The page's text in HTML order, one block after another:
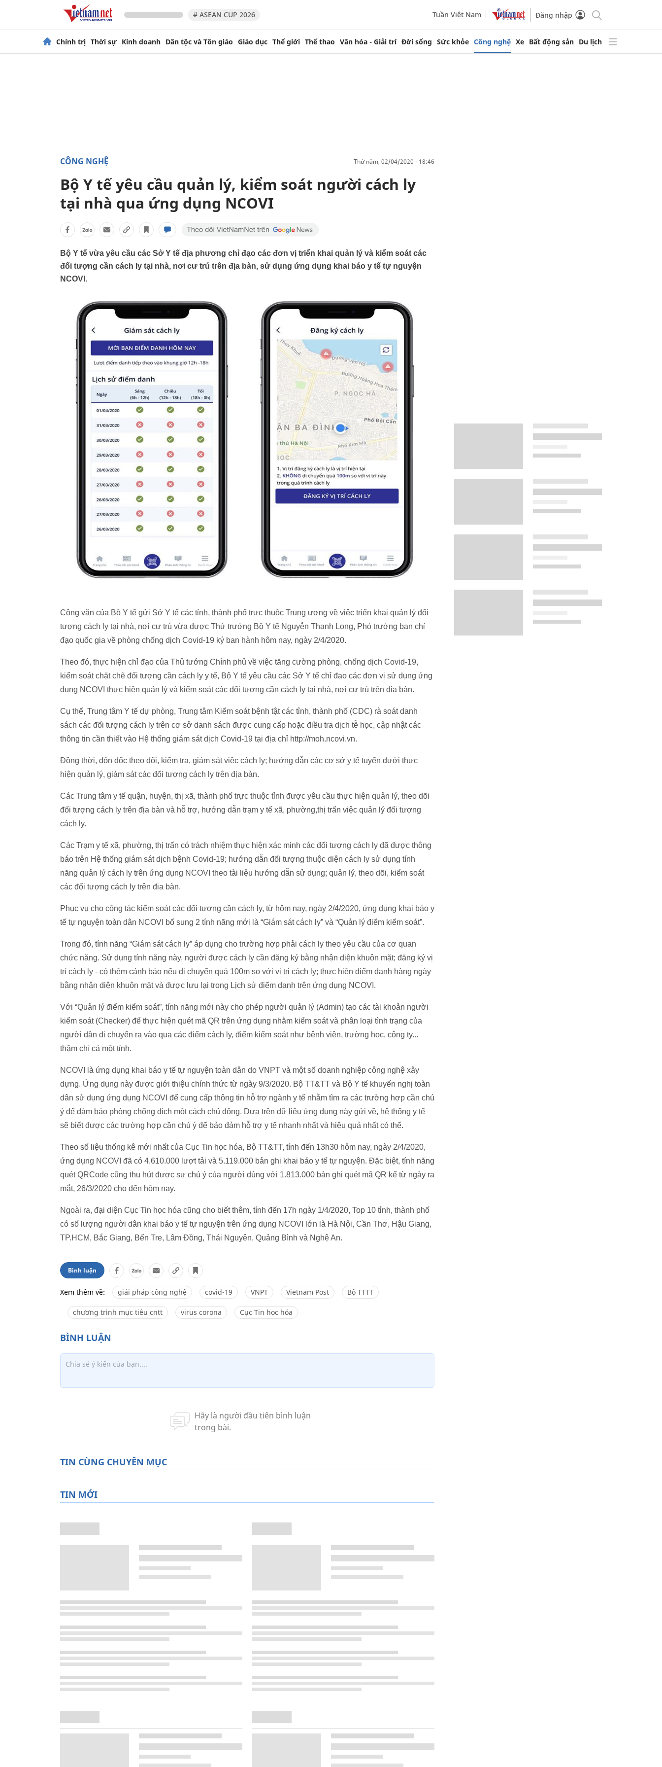
# ASEAN CUP 2026 Tuần Việt Nam Đăng nhập
Chính trị Thời sự Kinh doanh Dân tộc và Tôn giáo Giáo dục Thế giới Thể thao Văn hóa - Giải trí Đời sống Sức khỏe Công nghệ Xe Bất động sản Du lịch
CÔNG NGHỆ thứ năm, 02/04/2020 - 18:46
Bộ Y tế yêu cầu quản lý, kiểm soát người cách ly
tại nhà qua ứng dụng NCOVI
Bộ Y tế vừa yêu cầu các Sở Y tế địa phương chỉ đạo các đơn vị triển khai quản lý và kiểm soát các
đối tượng cần cách ly tại nhà, nơi cư trú trên địa bàn, sử dụng ứng dụng khai báo y tế tự nguyện
NCOVI.
Công văn của Bộ Y tế gửi Sở Y tế các tỉnh, thành phố trực thuộc Trung ương về việc triển khai quản lý đối
tượng cách ly tại nhà, nơi cư trú vừa được Thứ trưởng Bộ Y tế Nguyễn Thanh Long, Phó trưởng ban chỉ
đạo quốc gia về phòng chống dịch Covid-19 ký ban hành hôm nay, ngày 2/4/2020.
Theo đó, thực hiện chỉ đạo của Thủ tướng Chính phủ về việc tăng cường phòng, chống dịch Covid-19,
kiểm soát chặt chẽ đối tượng cần cách ly y tế, Bộ Y tế yêu cầu các Sở Y tế chỉ đạo các đơn vị sử dụng ứng
dụng NCOVI thực hiện quản lý và kiểm soát các đối tượng cần cách ly tại nhà, nơi cư trú trên địa bàn.
Cụ thể, Trung tâm Y tế dự phòng, Trung tâm Kiểm soát bệnh tật các tỉnh, thành phố (CDC) rà soát danh
sách các đối tượng cách ly trên cơ sở danh sách được cung cấp hoặc điều tra dịch tễ học, cập nhật các
thông tin cần thiết vào Hệ thống giám sát dịch Covid-19 tại địa chỉ http://moh.ncovi.vn.
Đồng thời, đôn dốc theo dõi, kiểm tra, giám sát việc cách ly; hướng dẫn các cơ sở y tế tuyến dưới thực
hiện quản lý, giám sát các đối tượng cách ly trên địa bàn.
Các Trung tâm y tế quận, huyện, thị xã, thành phố trực thuộc tỉnh được yêu cầu thực hiện quản lý, theo dõi
đối tượng cách ly trên địa bàn và hỗ trợ, hướng dẫn trạm y tế xã, phường,thị trấn việc quản lý đối tượng
cách ly.
Các Trạm y tế xã, phường, thị trấn có trách nhiệm thực hiện xác minh các đối tượng cách ly đã được thông
báo trên Hệ thống giám sát dịch bệnh Covid-19; hướng dẫn đối tượng thuộc diện cách ly sử dụng tính
năng quản lý cách ly trên ứng dụng NCOVI theo tài liệu hướng dẫn sử dụng; quản lý, theo dõi, kiểm soát
các đối tượng cách ly trên địa bàn.
Phục vụ cho công tác kiểm soát các đối tượng cần cách ly, từ hôm nay, ngày 2/4/2020, ứng dụng khai báo y
tế tự nguyện toàn dân NCOVI bổ sung 2 tính năng mới là “Giám sát cách ly” và “Quản lý điểm kiểm soát”.
Trong đó, tính năng “Giám sát cách ly” áp dụng cho trường hợp phải cách ly theo yêu cầu của cơ quan
chức năng. Sử dụng tính năng này, người được cách ly cần đăng ký bằng nhận diện khuôn mặt; đăng ký vị
trí cách ly - có thêm cảnh báo nếu di chuyển quá 100m so với vị trị cách ly; thực hiện điểm danh hàng ngày
bằng nhận diện khuôn mặt và được lưu lại trong Lịch sử điểm danh trên ứng dụng NCOVI.
Với “Quản lý điểm kiểm soát”, tính năng mới này cho phép người quản lý (Admin) tạo các tài khoản người
kiểm soát (Checker) để thực hiện quét mã QR trên ứng dụng nhằm kiểm soát và phân loại tình trạng của
người dân di chuyển ra vào qua các điểm cách ly, điểm kiểm soát như bệnh viện, trường học, công ty...
thậm chí cả một tỉnh.
NCOVI là ứng dụng khai báo y tế tự nguyện toàn dân do VNPT và một số doanh nghiệp công nghệ xây
dựng. Ứng dụng này được giới thiệu chính thức từ ngày 9/3/2020. Bộ TT&TT và Bộ Y tế khuyến nghị toàn
dân sử dụng ứng dụng NCOVI để cung cấp thông tin hỗ trợ ngành y tế nhằm tìm ra các trường hợp cần chú
ý để đảm bảo phòng chống dịch một cách chủ động. Dựa trên dữ liệu ứng dụng này gửi về, hệ thống y tế
sẽ biết được các trường hợp cần chú ý để bảo đảm hỗ trợ y tế nhanh nhất và hiệu quả nhất có thể.
Theo số liệu thống kê mới nhất của Cục Tin học hóa, Bộ TT&TT, tính đến 13h30 hôm nay, ngày 2/4/2020,
ứng dụng NCOVI đã có 4.610.000 lượt tải và 5.119.000 bản ghi khai báo y tế tự nguyện. Đặc biệt, tính năng
quét QRCode cũng thu hút được sự chú ý của người dùng với 1.813.000 bản ghi quét mã QR kể từ ngày ra
mắt, 26/3/2020 cho đến hôm nay.
Ngoài ra, đại diện Cục Tin học hóa cũng cho biết thêm, tính đến 17h ngày 1/4/2020, Top 10 tỉnh, thành phố
có số lượng người dân khai báo y tế tự nguyện trên ứng dụng NCOVI lớn là Hà Nội, Cần Thơ, Hậu Giang,
TP.HCM, Bắc Giang, Bến Tre, Lâm Đồng, Thái Nguyên, Quảng Bình và Nghệ An.
Bình luận
Xem thêm về: giải pháp công nghệ covid-19 VNPT Vietnam Post Bộ TTTT
chương trình mục tiêu cntt virus corona Cục Tin học hóa
TIN CÙNG CHUYÊN MỤC
TIN MỚI